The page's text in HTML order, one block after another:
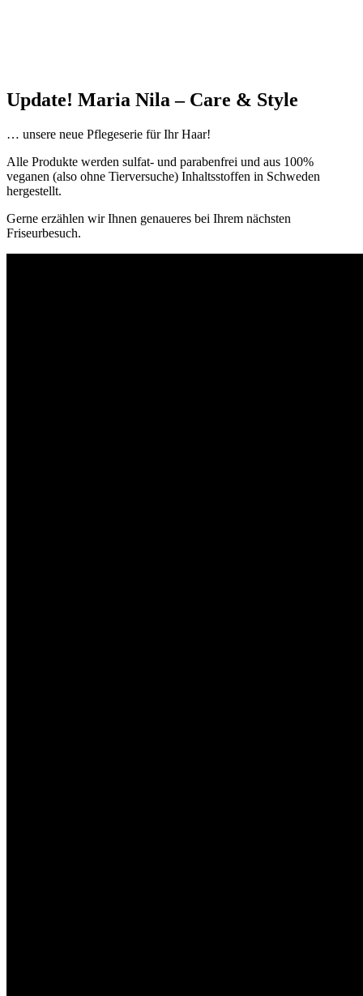
Update! Maria Nila – Care & Style
… unsere neue Pflegeserie für Ihr Haar!
Alle Produkte werden sulfat- und parabenfrei und aus 100%
veganen (also ohne Tierversuche) Inhaltsstoffen in Schweden
hergestellt.
Gerne erzählen wir Ihnen genaueres bei Ihrem nächsten
Friseurbesuch.